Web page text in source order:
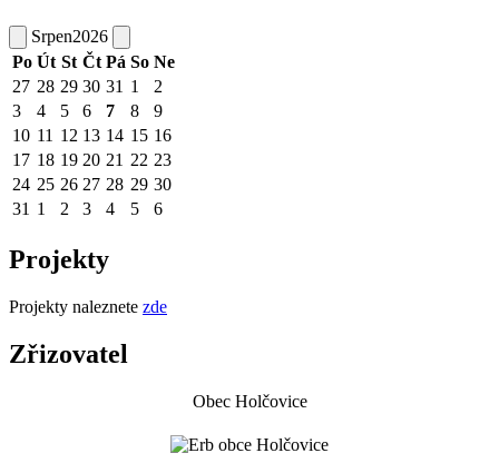
Srpen2026
Po Út St Čt Pá So Ne
27 28 29 30 31 1
2
3
4 5 6 7 8
9
10 11 12 13 14 15 16
17 18 19 20 21 22 23
24 25 26 27 28 29 30
31 1 2 3 4 5 6
Projekty
Projekty naleznete zde
Zřizovatel
Obec Holčovice